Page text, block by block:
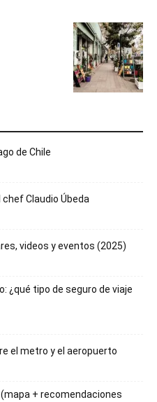
de Chile
Claudio Úbeda
videos y eventos (2025)
¿qué tipo de seguro de viaje
el metro y el aeropuerto
+ recomendaciones